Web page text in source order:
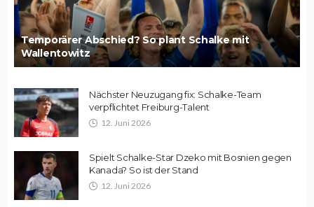
Temporärer Abschied? So plant Schalke mit
Wallentowitz
Nächster Neuzugang fix: Schalke-Team
verpflichtet Freiburg-Talent
12. Juni 2026
Spielt Schalke-Star Dzeko mit Bosnien gegen
Kanada? So ist der Stand
12. Juni 2026